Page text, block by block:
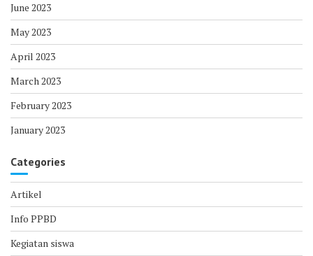
June 2023
May 2023
April 2023
March 2023
February 2023
January 2023
Categories
Artikel
Info PPBD
Kegiatan siswa